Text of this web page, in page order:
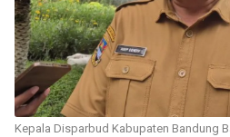
Kepala Disparbud Kabupaten Bandung